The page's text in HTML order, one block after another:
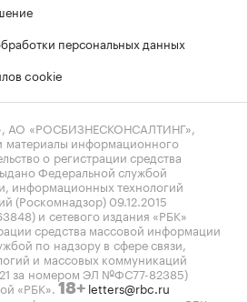
персональных данных
cookie
«РОСБИЗНЕСКОНСАЛТИНГ»,
материалы информационного
о регистрации средства
Федеральной службой
информационных технологий
(Роскомнадзор) 09.12.2015
и сетевого издания «РБК»
средства массовой информации
по надзору в сфере связи,
и массовых коммуникаций
за номером ЭЛ №ФС77-82385)
«РБК». 18+ letters@rbc.ru